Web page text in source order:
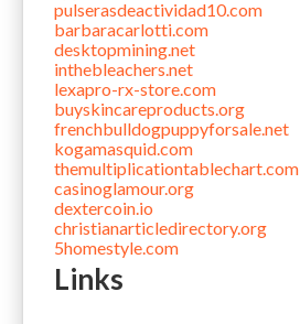
pulserasdeactividad10.com
barbaracarlotti.com
desktopmining.net
inthebleachers.net
lexapro-rx-store.com
buyskincareproducts.org
frenchbulldogpuppyforsale.net
kogamasquid.com
themultiplicationtablechart.com
casinoglamour.org
dextercoin.io
christianarticledirectory.org
5homestyle.com
Links